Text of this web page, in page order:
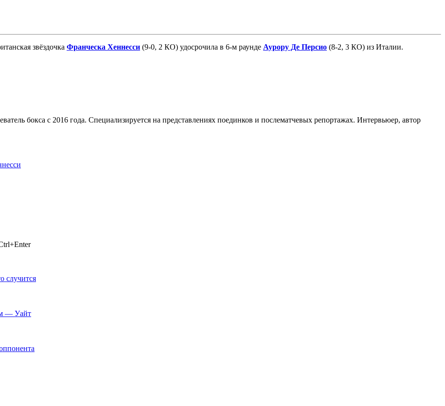
звёздочка Франческа Хеннесси (9-0, 2 КО) удосрочила в 6-м раунде Аурору Де Персио (8-2, 3 КО) из Италии.
бокса с 2016 года. Специализируется на представлениях поединков и послематчевых репортажах. Интервьюер, автор
случится
— Уайт